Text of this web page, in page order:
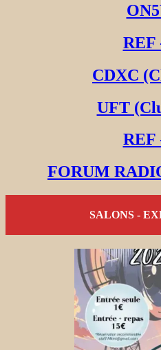
REF
CDXC
UFT
REF
FORUM
SALONS -